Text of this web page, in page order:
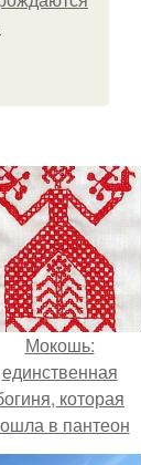
Мокошь:
единственная
которая
в пантеон
Владимира.